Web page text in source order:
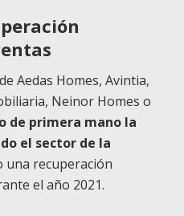
Aedas Homes, Avintia,
Neinor Homes o
de primera mano la
el sector de la
una recuperación
el año 2021.